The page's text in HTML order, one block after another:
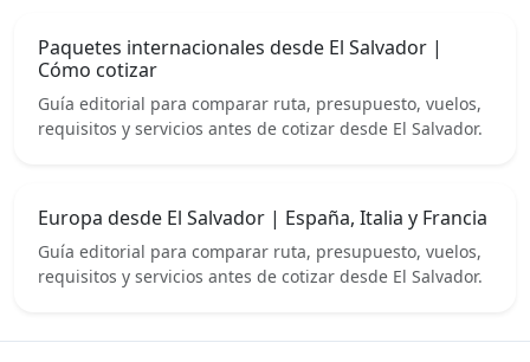
Paquetes internacionales desde El Salvador |
Cómo cotizar
Guía editorial para comparar ruta, presupuesto, vuelos,
requisitos y servicios antes de cotizar desde El Salvador.
Europa desde El Salvador | España, Italia y Francia
Guía editorial para comparar ruta, presupuesto, vuelos,
requisitos y servicios antes de cotizar desde El Salvador.